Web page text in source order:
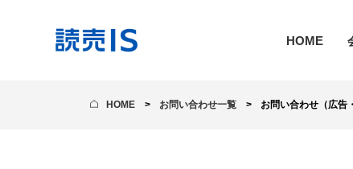
HOME
HOME お問い合わせ一覧 お問い合わせ（広告